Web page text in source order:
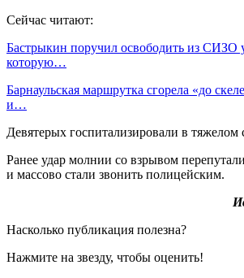
Сейчас читают:
Бастрыкин поручил освободить из СИЗО
которую…
Барнаульская маршрутка сгорела «до
и…
Девятерых госпитализировали в тяжелом
Ранее удар молнии со взрывом
и массово стали звонить полицейским.
Насколько публикация полезна?
Нажмите на звезду, чтобы оценить!